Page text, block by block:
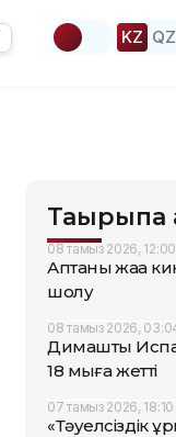
KZ QZ
Тақырыпқа
08 тамыз 2026, 12:00
Аптаның жаңа
шолу
08 тамыз 2026,
Димаштың
18 мыңға жетті
07 тамыз 2026, 18:10
«Тәуелсіздік